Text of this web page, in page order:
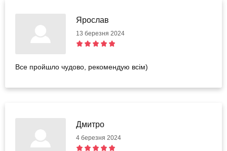
Ярослав
13 березня 2024
Все пройшло чудово, рекомендую всім)
Дмитро
4 березня 2024